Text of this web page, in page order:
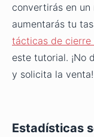
convertirás en
aumentarás tu
tácticas de cierre
este tutorial. ¡No
y solicita la venta!
Estadísticas